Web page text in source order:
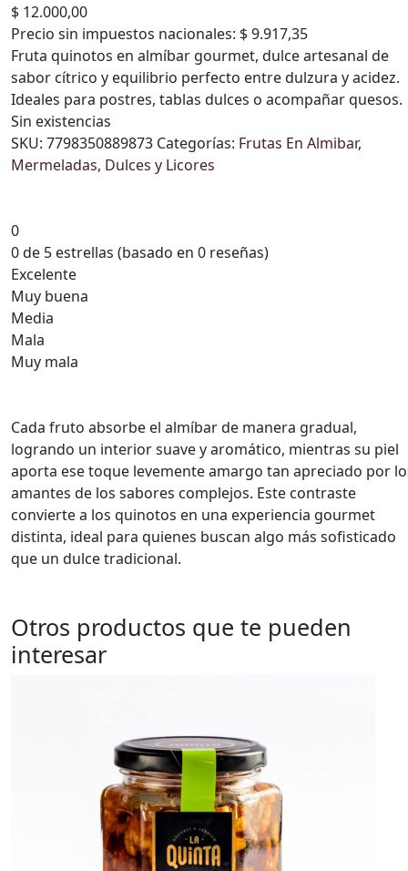
$ 12.000,00
Precio sin impuestos nacionales: $ 9.917,35
Fruta quinotos en almíbar gourmet, dulce artesanal de
sabor cítrico y equilibrio perfecto entre dulzura y acidez.
Ideales para postres, tablas dulces o acompañar quesos.
Sin existencias
SKU: 7798350889873 Categorías: Frutas En Almibar,
Mermeladas, Dulces y Licores
0
0 de 5 estrellas (basado en 0 reseñas)
Excelente
Muy buena
Media
Mala
Muy mala
Cada fruto absorbe el almíbar de manera gradual,
logrando un interior suave y aromático, mientras su piel
aporta ese toque levemente amargo tan apreciado por
amantes de los sabores complejos. Este contraste
convierte a los quinotos en una experiencia gourmet
distinta, ideal para quienes buscan algo más sofisticado
que un dulce tradicional.
Otros productos que te pueden
interesar